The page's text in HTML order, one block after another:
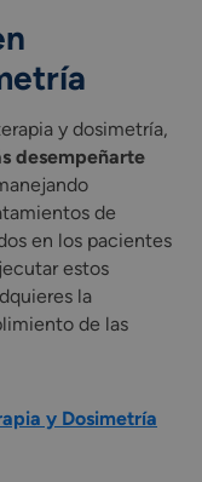
y dosimetría,
desempeñarte
de
en los pacientes
estos
la
de las
y Dosimetría